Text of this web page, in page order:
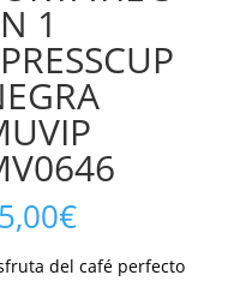
1
€
del café perfecto